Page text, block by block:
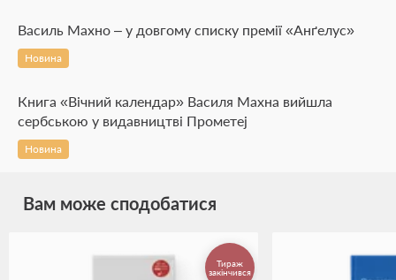
Василь Махно – у довгому списку премії «Анґелус»
Новина
Книга «Вічний календар» Василя Махна вийшла
сербською у видавництві Прометеј
Новина
Вам може сподобатися
Тираж
закінчився